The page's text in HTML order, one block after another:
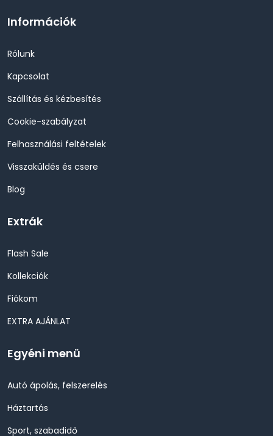
Információk
Rólunk
Kapcsolat
Szállítás és kézbesítés
Cookie-szabályzat
Felhasználási feltételek
Visszaküldés és csere
Blog
Extrák
Flash Sale
Kollekciók
Fiókom
EXTRA AJÁNLAT
Egyéni menü
Autó ápolás, felszerelés
Háztartás
Sport, szabadidő